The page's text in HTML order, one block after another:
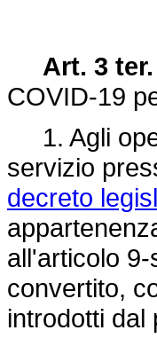
Art. 3 ter.
COVID-19
1. Agli
servizio
decreto
all'articolo
convertito,
introdotti dal